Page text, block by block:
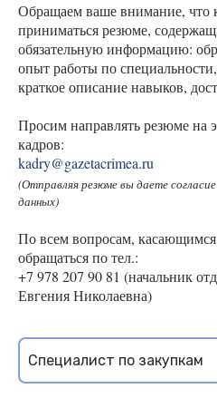
Обращаем ваше внимание, что
приниматься резюме,
обязательную информацию:
опыт работы по
краткое описание навыков,
Просим направлять резюме на
кадров:
kadry@gazetacrimea.ru
(Отправляя резюме вы даете
данных)
По всем вопросам,
обращаться по тел.:
+7 978 207 90 81 (начальник
Евгения Николаевна)
Специалист по закупкам